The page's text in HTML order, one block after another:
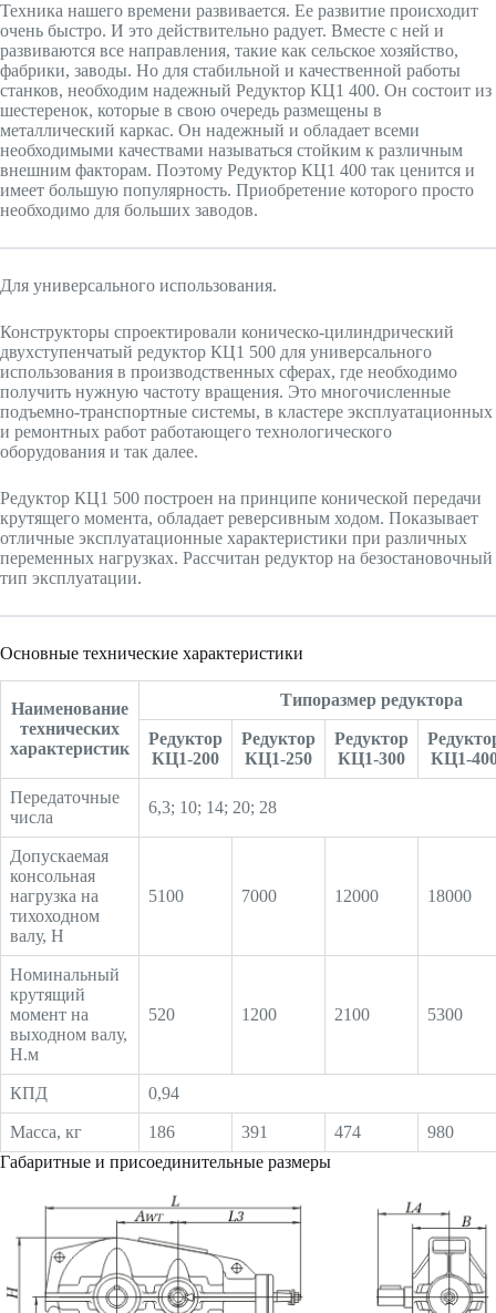
Техника нашего времени развивается. Ее развитие происходит
очень быстро. И это действительно радует. Вместе с ней и
развиваются все направления, такие как сельское хозяйство,
фабрики, заводы. Но для стабильной и качественной работы
станков, необходим надежный Редуктор КЦ1 400. Он состоит из
шестеренок, которые в свою очередь размещены в
металлический каркас. Он надежный и обладает всеми
необходимыми качествами называться стойким к различным
внешним факторам. Поэтому Редуктор КЦ1 400 так ценится и
имеет большую популярность. Приобретение которого просто
необходимо для больших заводов.
Для универсального использования.
Конструкторы спроектировали коническо-цилиндрический
двухступенчатый редуктор КЦ1 500 для универсального
использования в производственных сферах, где необходимо
получить нужную частоту вращения. Это многочисленные
подъемно-транспортные системы, в кластере эксплуатационных
и ремонтных работ работающего технологического
оборудования и так далее.
Редуктор КЦ1 500 построен на принципе конической передачи
крутящего момента, обладает реверсивным ходом. Показывает
отличные эксплуатационные характеристики при различных
переменных нагрузках. Рассчитан редуктор на безостановочный
тип эксплуатации.
Основные технические характеристики
Наименование
технических
характеристик
Типоразмер редуктора
Редуктор
КЦ1-200
Редуктор
КЦ1-250
Редуктор
КЦ1-300
КЦ1-
Передаточные
числа
6,3; 10; 14; 20; 28
Допускаемая
консольная
нагрузка на
тихоходном
валу, Н
5100 7000 12000 18000
Номинальный
крутящий
момент на
выходном валу,
Н.м
520 1200 2100 5300
КПД 0,94
Масса, кг 186 391 474
980
Габаритные и присоединительные размеры